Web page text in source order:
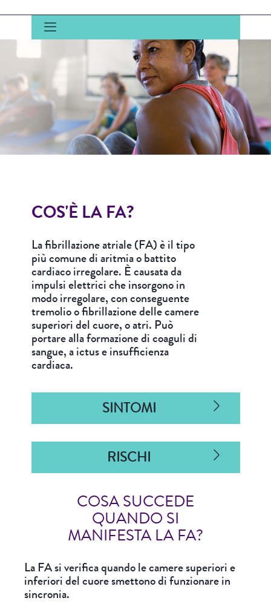
COS'È LA FA?
La fibrillazione atriale (FA) è il tipo
più comune di aritmia o battito
cardiaco irregolare. È causata da
impulsi elettrici che insorgono in
modo irregolare, con conseguente
tremolio o fibrillazione delle camere
superiori del cuore, o atri. Può
portare alla formazione di coaguli di
sangue, a ictus e insufficienza
cardiaca.
SINTOMI
RISCHI
COSA SUCCEDE
QUANDO SI
MANIFESTA LA FA?
La FA si verifica quando le camere superiori e
inferiori del cuore smettono di funzionare in
sincronia.